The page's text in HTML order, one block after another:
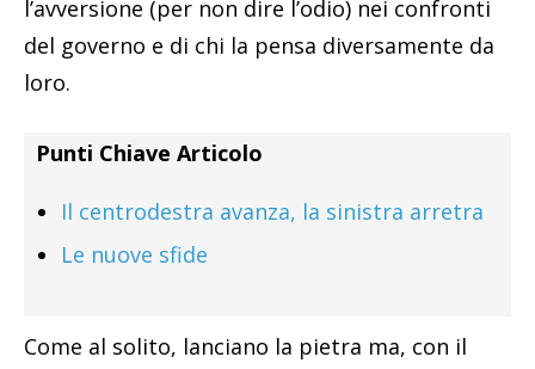
l’avversione (per non dire l’odio) nei confronti
del governo e di chi la pensa diversamente da
loro.
Punti Chiave Articolo
Il centrodestra avanza, la sinistra arretra
Le nuove sfide
Come al solito, lanciano la pietra ma, con il